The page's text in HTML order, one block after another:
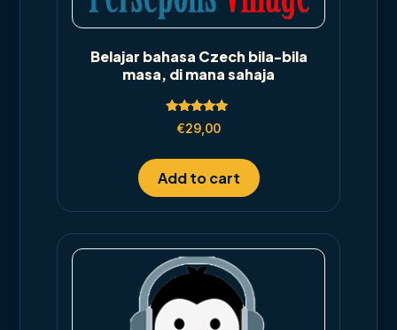
Belajar bahasa Czech bila-bila
masa, di mana sahaja
Rated
5.00
€29,00
Add to cart